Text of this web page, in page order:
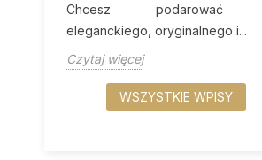
Chcesz podarować
eleganckiego, oryginalnego i...
Czytaj więcej
WSZYSTKIE WPISY